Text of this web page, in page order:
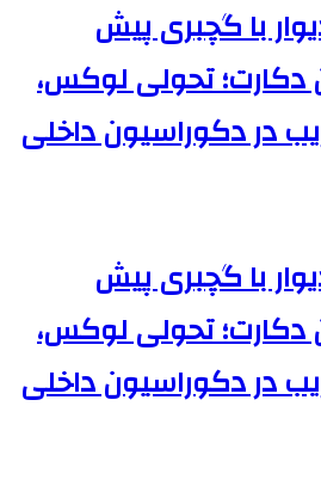
با گچبری پیش
دکارت؛ تحولی لوکس،
در دکوراسیون داخلی
با گچبری پیش
دکارت؛ تحولی لوکس،
در دکوراسیون داخلی